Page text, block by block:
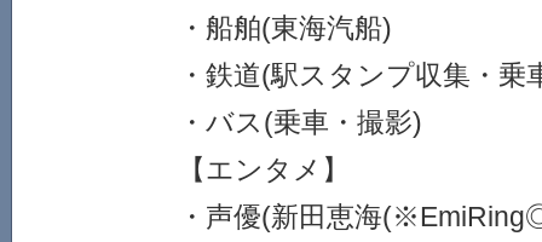
・船舶(東海汽船)
・鉄道(駅スタンプ収集・
・バス(乗車・撮影)
【エンタメ】
・声優(新田恵海